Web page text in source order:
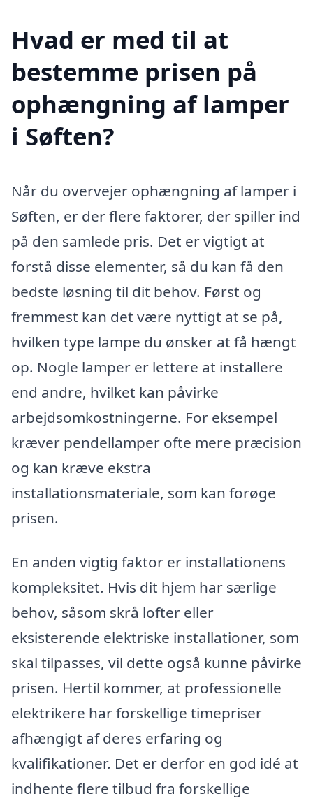
Hvad er med til at
bestemme prisen på
ophængning af lamper
i Søften?
Når du overvejer ophængning af lamper i
Søften, er der flere faktorer, der spiller ind
på den samlede pris. Det er vigtigt at
forstå disse elementer, så du kan få den
bedste løsning til dit behov. Først og
fremmest kan det være nyttigt at se på,
hvilken type lampe du ønsker at få hængt
op. Nogle lamper er lettere at installere
end andre, hvilket kan påvirke
arbejdsomkostningerne. For eksempel
kræver pendellamper ofte mere præcision
og kan kræve ekstra
installationsmateriale, som kan forøge
prisen.
En anden vigtig faktor er installationens
kompleksitet. Hvis dit hjem har særlige
behov, såsom skrå lofter eller
eksisterende elektriske installationer, som
skal tilpasses, vil dette også kunne påvirke
prisen. Hertil kommer, at professionelle
elektrikere har forskellige timepriser
afhængigt af deres erfaring og
kvalifikationer. Det er derfor en god idé at
indhente flere tilbud fra forskellige